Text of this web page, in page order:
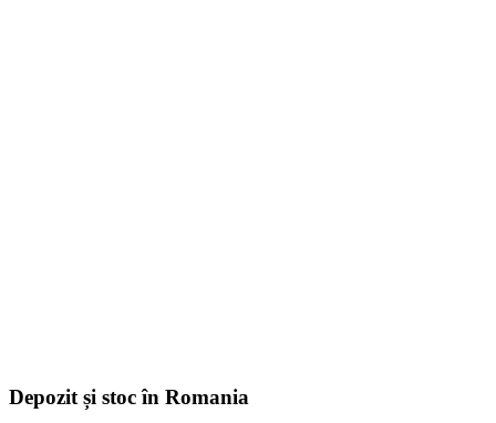
Depozit și stoc în Romania